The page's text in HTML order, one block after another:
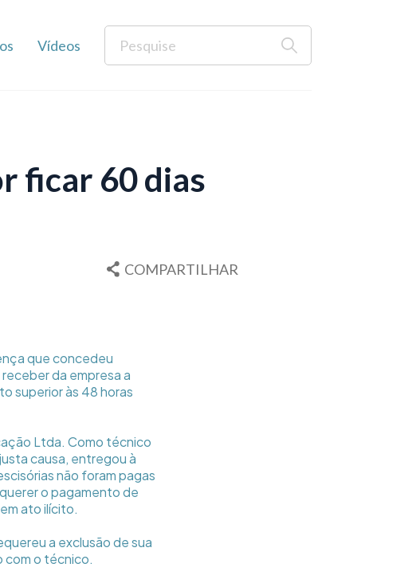
Vídeos
ficar 60 dias
COMPARTILHAR
que concedeu
da empresa a
superior às 48 horas
Ltda. Como técnico
causa, entregou à
não foram pagas
o pagamento de
ato ilícito.
a exclusão de sua
com o técnico.